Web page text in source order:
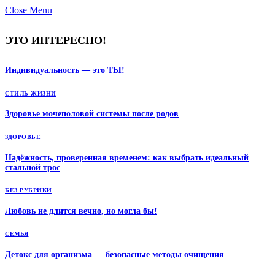
Close Menu
ЭТО ИНТЕРЕСНО!
Индивидуальность — это ТЫ!
СТИЛЬ ЖИЗНИ
Здоровье мочеполовой системы после родов
ЗДОРОВЬЕ
Надёжность, проверенная временем: как выбрать идеальный
стальной трос
БЕЗ РУБРИКИ
Любовь не длится вечно, но могла бы!
СЕМЬЯ
Детокс для организма — безопасные методы очищения